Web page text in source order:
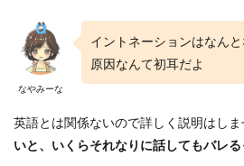
なやみーな
イントネーションはなん
原因なんて初耳だよ
英語とは関係ないので詳しく説明はしま
いと、いくらそれなりに話してもバレる